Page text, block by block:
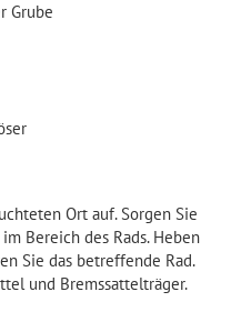
Grube
Ort auf. Sorgen Sie
Bereich des Rads. Heben
Sie das betreffende Rad.
und Bremssattelträger.